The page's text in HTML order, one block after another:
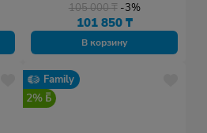
105 000₸ -3%
101 850 ₸
В корзину
Family
2%